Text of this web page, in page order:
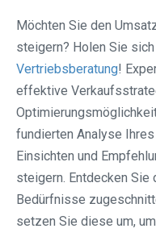
Möchten Sie den
steigern? Holen Sie
Vertriebsberatung!
effektive
fundierten Analyse
Einsichten und
steigern. Entdecken Sie
Bedürfnisse
setzen Sie diese um,